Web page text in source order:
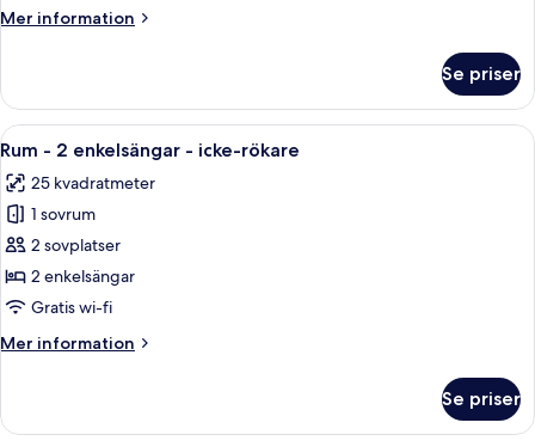
säng
rökare
-
utsikt
mot
innergården
Mer information
Mer
-
kingsize-
icke-
rökare
-
utsikt
mot
innergården
Se priser
Öppna
alla
foton
för
Rum
-
2
-
Ett hotellrum med två sängar, ett
7
Rum - 2 enkelsängar - icke-rökare
25 kvadratmeter
1 sovrum
2 sovplatser
2 enkelsängar
Gratis wi-fi
Mer information
Mer
-
Se priser